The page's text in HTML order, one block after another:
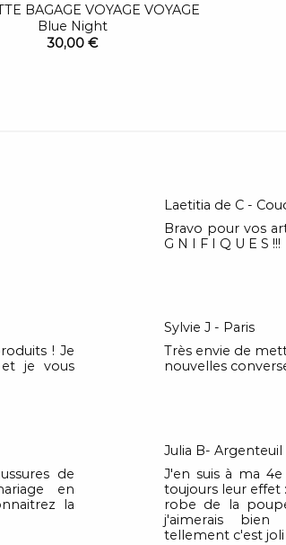
Laetitia de C -
Bravo pour vos
G N I F I Q U E S !!!
! Je
je vous
Sylvie J - Paris
Très envie de
nouvelles
de
en
la
Julia B- Argenteuil
J'en suis à ma
toujours leur effet
robe de la
j'aimerais bien
tellement c'est joli
BAGAGE VOYAGE VOYAGE
Blue Night
30,00 €